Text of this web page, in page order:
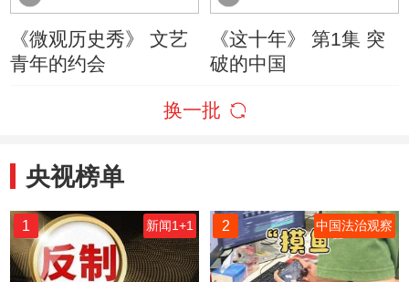
《微观历史秀》 文艺
青年的约会
《这十年》 第1集 突
破的中国
换一批
央视榜单
1 新闻1+1 2 中国法治观察